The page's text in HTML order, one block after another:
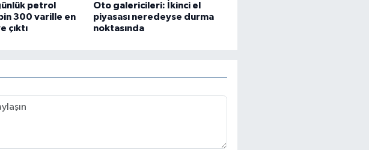
petrol
300 varille en
çıktı
Oto galericileri: İkinci el
piyasası neredeyse durma
noktasında